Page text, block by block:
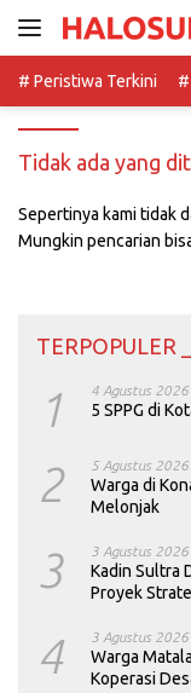
# Peristiwa Terkini
#
Tidak ada yang
Sepertinya kami tidak
Mungkin pencarian
TERPOPULER
1 4 Agustus 2026
5 SPPG di
2 5 Agustus 2026
Warga di
Melonjak
3 3 Agustus 2026
Kadin Sultra
Proyek
4 3 Agustus 2026
Warga
Koperasi